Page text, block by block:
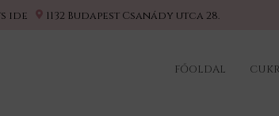
ide 1132 Budapest Csanády utca 28.
FŐOLDAL